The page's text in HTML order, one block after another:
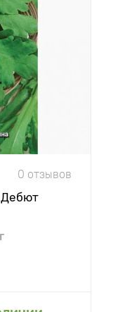
0 отзывов
Дебют